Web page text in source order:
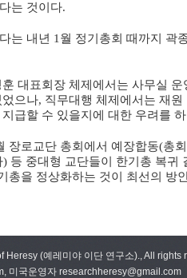
는 것이다.
는 내년 1 월 정기총회 때까지 곽
훈 대표회장 체제에서는 사무실
으나, 직무대행 체제에서는 재
급할 수 있을지에 대한 우려를
장로교단 총회에서 예장합동(총
) 등 중대형 교단들이 한기총 복귀
총을 정상화하는 것이 최선의 방
(예레미야 이단 연구소)., All rights
미국운영자 researchheresy@gmail.com